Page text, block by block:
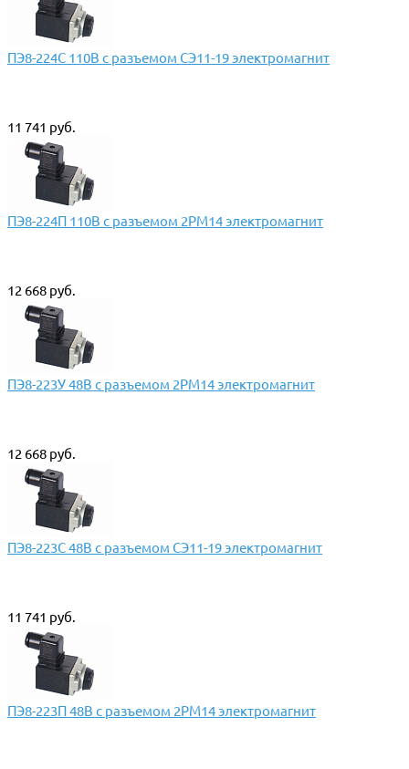
ПЭ8-224С 110В с разъемом СЭ11-19 электромагнит
11 741 руб.
ПЭ8-224П 110В с разъемом 2РМ14 электромагнит
12 668 руб.
ПЭ8-223У 48В с разъемом 2РМ14 электромагнит
12 668 руб.
ПЭ8-223С 48В с разъемом СЭ11-19 электромагнит
11 741 руб.
ПЭ8-223П 48В с разъемом 2РМ14 электромагнит